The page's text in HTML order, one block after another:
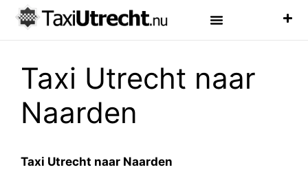
Taxi Utrecht naar
Naarden
Taxi Utrecht naar Naarden